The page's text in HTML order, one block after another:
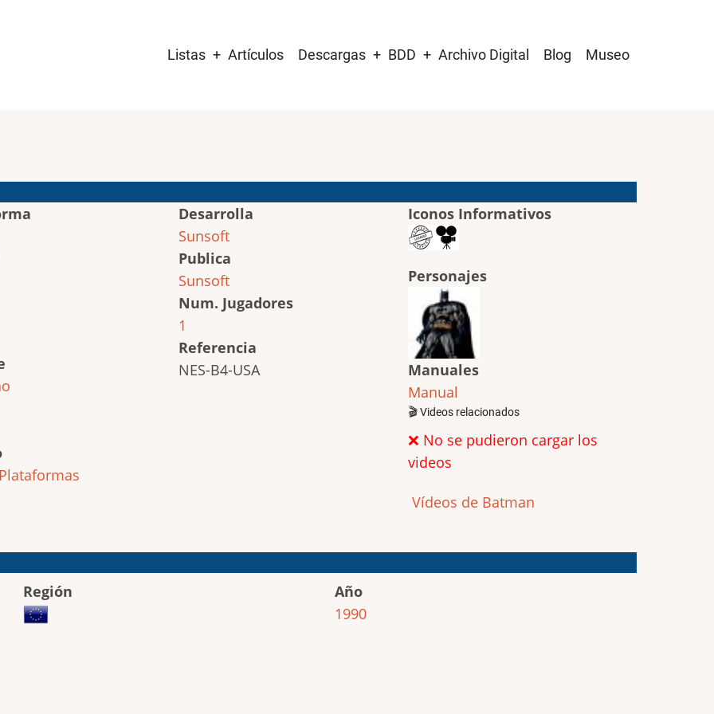
navigation
Listas Artículos Descargas BDD Archivo Digital Blog Museo
Plataformas
Desarrolla
Sunsoft
Publica
Sunsoft
Num. Jugadores
1
Referencia
NES-B4-USA
Iconos Informativos
Personajes
Manuales
Manual
🎬 Videos relacionados
❌ No se pudieron cargar los
videos
Vídeos de Batman
Región
Año
1990